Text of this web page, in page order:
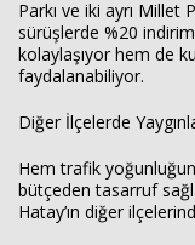
Parkı ve iki ayrı Millet
sürüşlerde %20
kolaylaşıyor hem de
faydalanabiliyor.
Diğer İlçelerde
Hem trafik
bütçeden tasarruf
Hatay’ın diğer